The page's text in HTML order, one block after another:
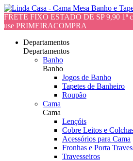
FRETE FIXO ESTADO DE SP 9,90 1ª
use PRIMEIRACOMPRA
Departamentos
Departamentos
Banho
Banho
Jogos de Banho
Tapetes de Banheiro
Roupão
Cama
Cama
Lençóis
Cobre Leitos e
Acessórios para Cama
Fronhas e Porta
Travesseiros